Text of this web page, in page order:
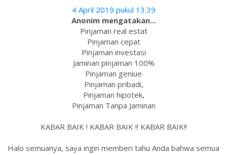
4 April 2019 pukul 13.39
Anonim mengatakan...
Pinjaman real estat
Pinjaman cepat
Pinjaman investasi
Jaminan pinjaman 100%
Pinjaman geniue
Pinjaman pribadi,
Pinjaman hipotek,
Pinjaman Tanpa Jaminan
KABAR BAIK ! KABAR BAIK !! KABAR BAIK!!
Halo semuanya, saya ingin memberi tahu Anda bahwa semua